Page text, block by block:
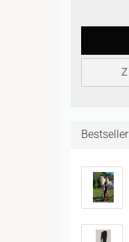
Bestseller